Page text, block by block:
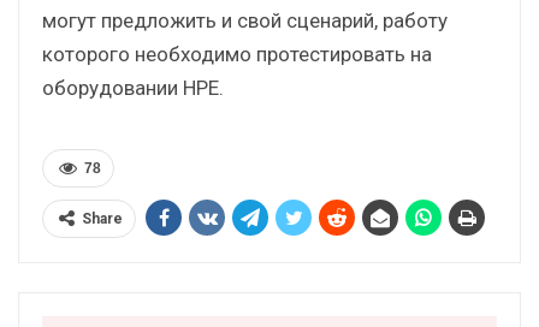
могут предложить и свой сценарий, работу
которого необходимо протестировать на
оборудовании HPE.
78
Share